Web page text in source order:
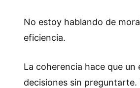
No estoy hablando de
eficiencia.
La coherencia hace que un
decisiones sin preguntarte.